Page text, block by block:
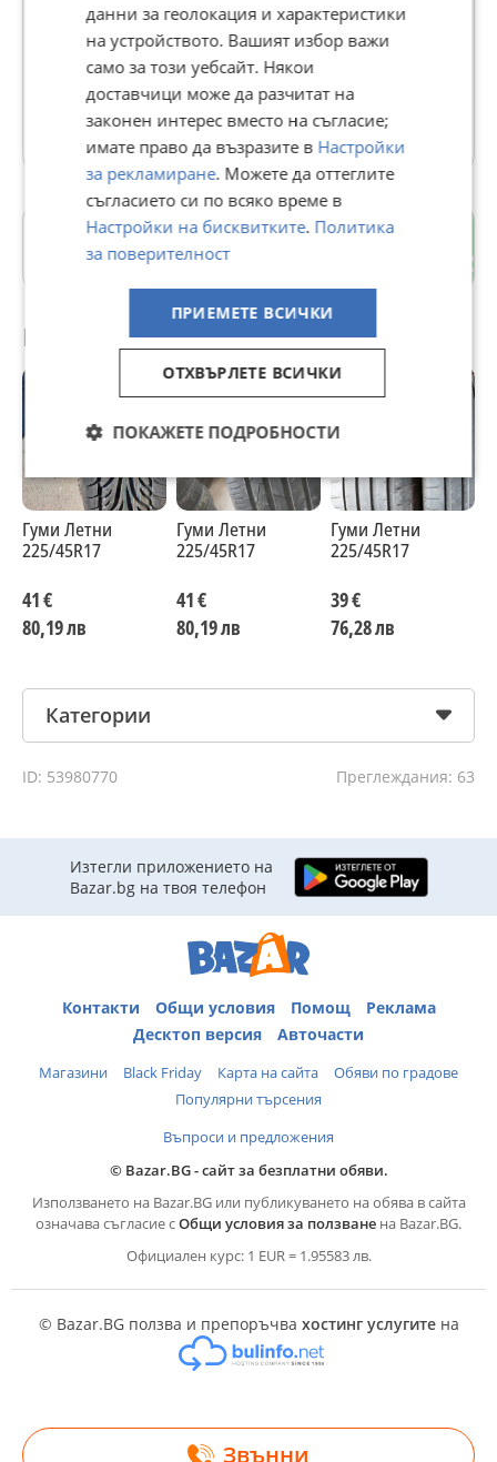
Jelio Nikolov
В Bazar.BG от 12 юни 2018г.
Последно активен 01 август в 10:04 ч.
2482 Обяви
гр. Бургас
Бургас
Препоръчани за теб
Гуми Летни
225/45R17
41 €
80,19 лв
Гуми Летни
225/45R17
41 €
80,19 лв
Гуми Летни
225/45R17
39 €
76,28 лв
Категории
ID: 53980770 Преглеждания: 63
Звънни
Изтегли приложението на
Bazar.bg на твоя телефон
Контакти Общи условия Помощ
Реклама
Десктоп версия
Авточасти
Магазини Black Friday Карта на сайта
Обяви по градове
Популярни търсения
Въпроси и предложения
© Bazar.BG - сайт за безплатни обяви.
Използването на Bazar.BG или публикуването на обява в сайта
означава съгласие сОбщи условия за ползване на Bazar.BG.
Официален курс: 1 EUR = 1.95583 лв.
© Bazar.BG ползва и препоръчва хостинг услугитена
данни за геолокация и характеристики
на устройството. Вашият избор важи
само за този уебсайт. Някои
доставчици може да разчитат на
законен интерес вместо на съгласие;
имате право да възразите в Настройки
за рекламиране. Можете да оттеглите
съгласието си по всяко време в
Настройки на бисквитките. Политика
за поверителност
ПРИЕМЕТЕ ВСИЧКИ
ОТХВЪРЛЕТЕ ВСИЧКИ
ПОКАЖЕТЕ ПОДРОБНОСТИ